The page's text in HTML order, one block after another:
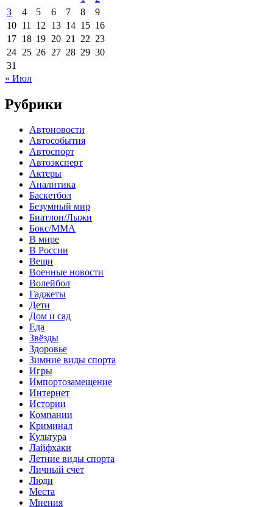
3
4 5 6 7 8
9
10 11 12 13 14 15 16
17 18 19 20 21 22 23
24 25 26 27 28 29 30
31
« Июл
Рубрики
Автоновости
Автособытия
Автоспорт
Автоэксперт
Актеры
Аналитика
Баскетбол
Безумный мир
Биатлон/Лыжи
Бокс/MMA
В мире
В России
Вещи
Военные новости
Волейбол
Гаджеты
Дети
Дом и сад
Еда
Звёзды
Здоровье
Зимние виды спорта
Игры
Импортозамещение
Интернет
Истории
Компании
Криминал
Культура
Лайфхаки
Летние виды спорта
Личный счет
Люди
Места
Мнения